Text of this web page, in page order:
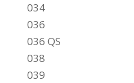
034
036
036 QS
038
039